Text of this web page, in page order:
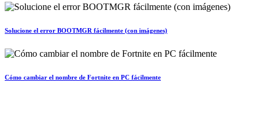
Solucione el error BOOTMGR fácilmente (con imágenes)
Cómo cambiar el nombre de Fortnite en PC fácilmente